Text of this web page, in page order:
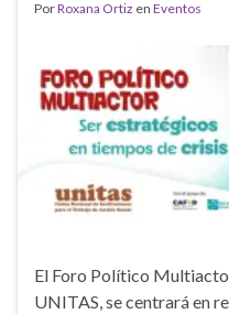
PorRoxana Ortiz en Eventos
El Foro Político
UNITAS, se centrará en